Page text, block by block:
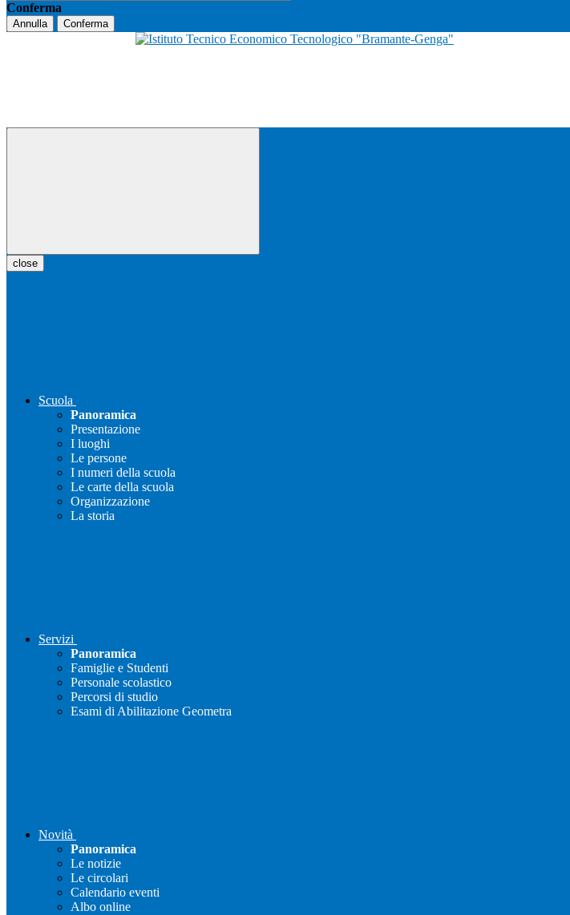
Conferma
Annulla Conferma
close
Scuola
Panoramica
Presentazione
I luoghi
Le persone
I numeri della scuola
Le carte della scuola
Organizzazione
La storia
Servizi
Panoramica
Famiglie e Studenti
Personale scolastico
Percorsi di studio
Esami di Abilitazione Geometra
Novità
Panoramica
Le notizie
Le circolari
Calendario eventi
Albo online